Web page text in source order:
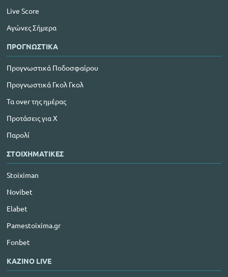
Live Score
Αγώνες Σήμερα
ΠΡΟΓΝΩΣΤΙΚΑ
Προγνωστικά Ποδοσφαίρου
Προγνωστικά Γκολ Γκολ
Τα over της ημέρας
Προτάσεις για Χ
Παρολί
ΣΤΟΙΧΗΜΑΤΙΚΕΣ
Stoiximan
Novibet
Elabet
Pamestoixima.gr
Fonbet
ΚΑΖΙΝΟ LIVE